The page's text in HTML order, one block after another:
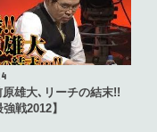
雄大､リーチの結末!!
強戦2012】